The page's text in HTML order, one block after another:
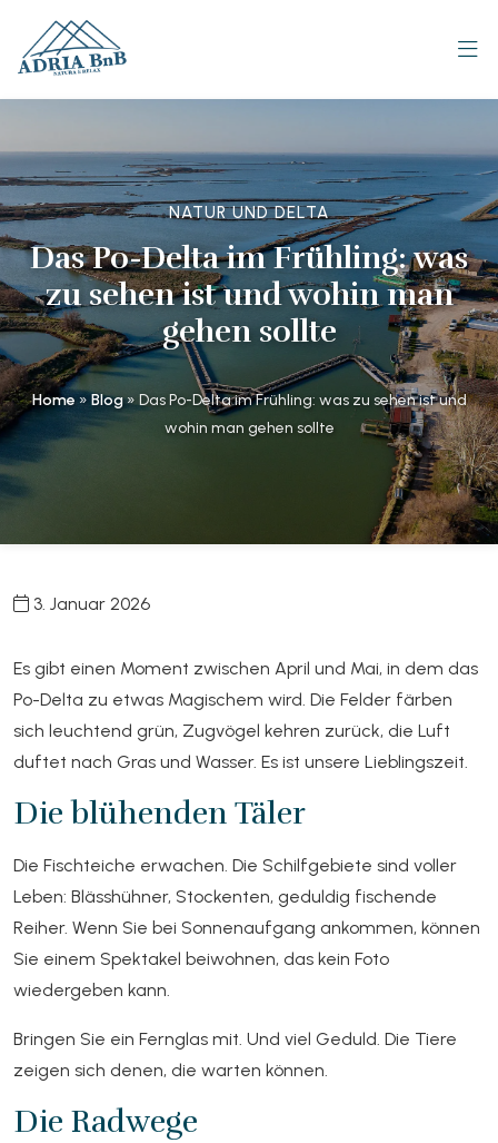
NATUR UND DELTA
Das Po-Delta im Frühling: was
zu sehen ist und wohin man
gehen sollte
Home » Blog» Das Po-Delta im Frühling: was zu sehen ist und
wohin man gehen sollte
3. Januar 2026
Es gibt einen Moment zwischen April und Mai, in dem das
Po-Delta zu etwas Magischem wird. Die Felder färben
sich leuchtend grün, Zugvögel kehren zurück, die Luft
duftet nach Gras und Wasser. Es ist unsere Lieblingszeit.
Die blühenden Täler
Die Fischteiche erwachen. Die Schilfgebiete sind voller
Leben: Blässhühner, Stockenten, geduldig fischende
Reiher. Wenn Sie bei Sonnenaufgang ankommen, können
Sie einem Spektakel beiwohnen, das kein Foto
wiedergeben kann.
Bringen Sie ein Fernglas mit. Und viel Geduld. Die Tiere
zeigen sich denen, die warten können.
Die Radwege